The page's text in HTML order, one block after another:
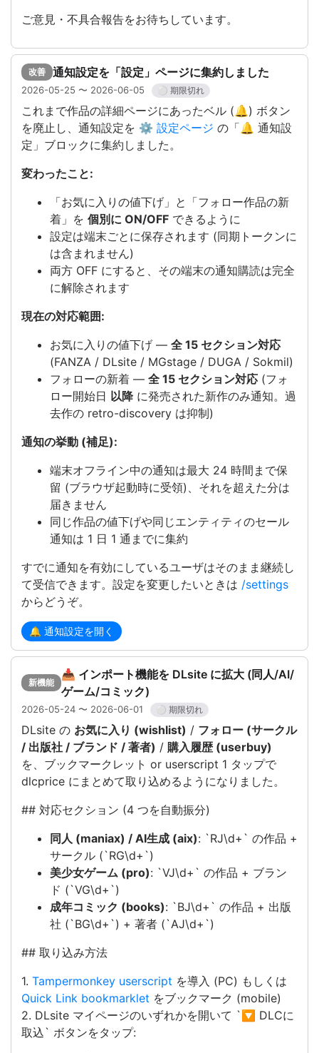
ご意見・不具合報告をお待ちしています。
改善 通知設定を「設定」ページに集約しました
2026-05-25 〜 2026-06-05 ⚪ 期限切れ
これまで作品の詳細ページにあったベル (🔔) ボタン
を廃止し、通知設定を ⚙ 設定ページ の「🔔 通知設
定」ブロックに集約しました。
変わったこと:
「お気に入りの値下げ」と「フォロー作品の新
着」を 個別に ON/OFF できるように
設定は端末ごとに保存されます (同期トークンに
は含まれません)
両方 OFF にすると、その端末の通知購読は完全
に解除されます
現在の対応範囲:
お気に入りの値下げ — 全 15 セクション対応
(FANZA / DLsite / MGstage / DUGA / Sokmil)
フォローの新着 — 全 15 セクション対応 (フォ
ロー開始日 以降 に発売された新作のみ通知。過
去作の retro-discovery は抑制)
通知の挙動 (補足):
端末オフライン中の通知は最大 24 時間まで保
留 (ブラウザ起動時に受領)、それを超えた分は
届きません
同じ作品の値下げや同じエンティティのセール
通知は 1 日 1 通までに集約
すでに通知を有効にしているユーザはそのまま継続し
て受信できます。設定を変更したいときは /settings
からどうぞ。
🔔 通知設定を開く
新機能
📥 インポート機能を DLsite に拡大 (同人/AI/
ゲーム/コミック)
2026-05-24 〜 2026-06-01 ⚪ 期限切れ
DLsite の お気に入り (wishlist) / フォロー (サークル
/ 出版社 / ブランド / 著者) / 購入履歴 (userbuy)
を、ブックマークレット or userscript 1 タップで
dlcprice にまとめて取り込めるようになりました。
## 対応セクション (4 つを自動振分)
同人 (maniax) / AI生成 (aix): `RJ\d+` の作品 +
サークル (`RG\d+`)
美少女ゲーム (pro): `VJ\d+` の作品 + ブラン
ド (`VG\d+`)
成年コミック (books): `BJ\d+` の作品 + 出版
社 (`BG\d+`) + 著者 (`AJ\d+`)
## 取り込み方法
1. Tampermonkey userscript を導入 (PC) もしくは
Quick Link bookmarklet をブックマーク (mobile)
2. DLsite マイページのいずれかを開いて `🔽 DLCに
取込` ボタンをタップ: